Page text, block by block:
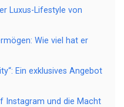
Luxus-Lifestyle von
Wie viel hat er
Ein exklusives Angebot
Instagram und die Macht